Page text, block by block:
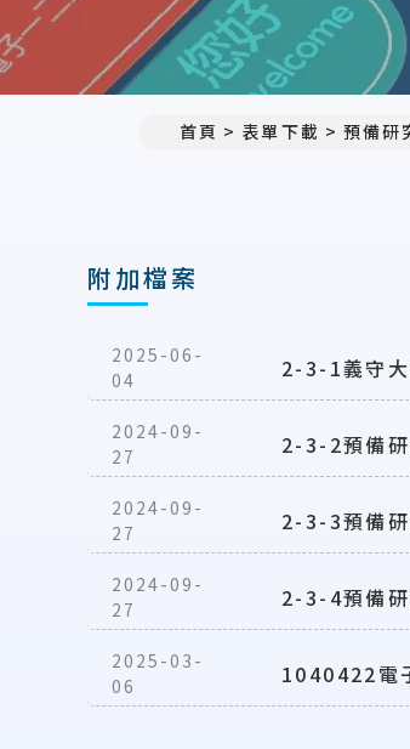
首頁 表單下載 預備研
附加檔案
2025-06-
04
2-3-1義守
2024-09-
27
2-3-2預備
2024-09-
27
2-3-3預備
2024-09-
27
2-3-4預備
2025-03-
06
1040422電